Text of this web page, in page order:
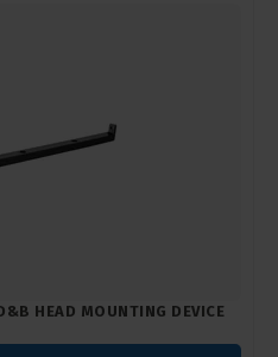
HEAD MOUNTING DEVICE